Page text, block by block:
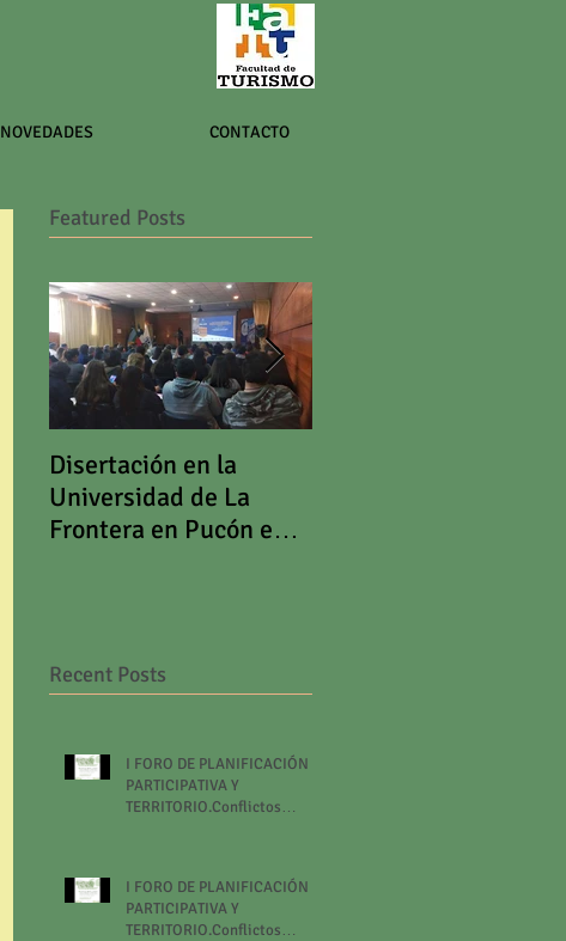
NOVEDADES CONTACTO
Featured Posts
Disertación en la
Universidad de La
Frontera en Pucón en
Recent Posts
I FORO DE PLANIFICACIÓN
PARTICIPATIVA Y
TERRITORIO.Conflictos
I FORO DE PLANIFICACIÓN
PARTICIPATIVA Y
TERRITORIO.Conflictos